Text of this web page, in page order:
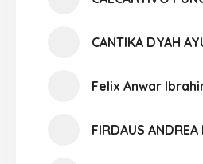
CANTIKA DYAH
Felix Anwar
FIRDAUS